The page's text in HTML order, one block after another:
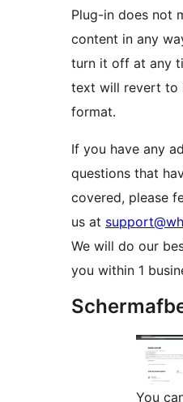
Plug-in does not
content in any
turn it off at any
text will revert to
format.
If you have any
questions that
covered, please
us at
We will do our
you within 1
You